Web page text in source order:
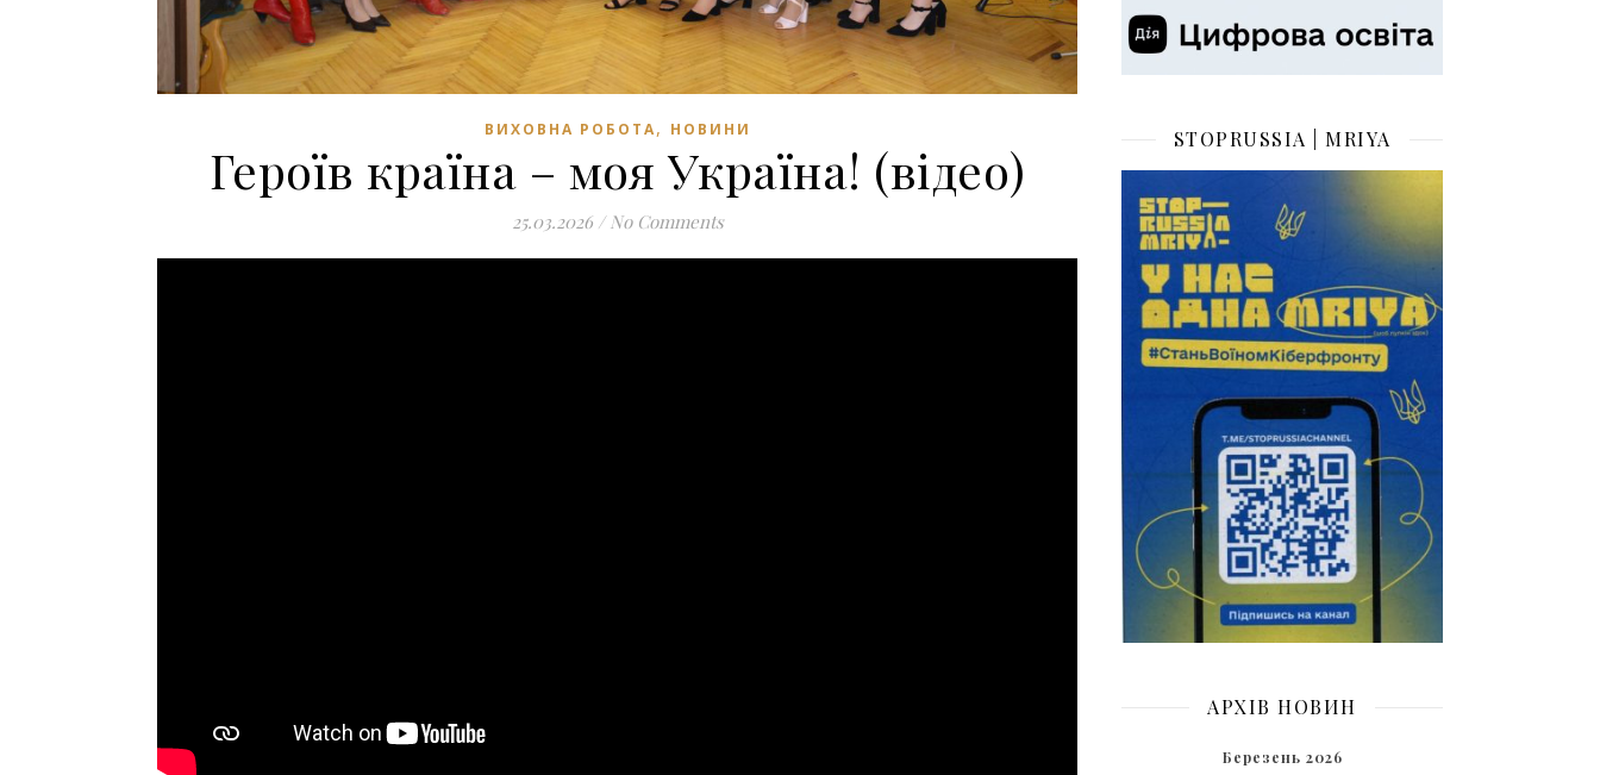
ВИХОВНА РОБОТА, НОВИНИ
Героїв країна – моя Україна! (відео)
25.03.2026 / No Comments
STOPRUSSIA | MRIYA
АРХІВ НОВИН
Березень 2026